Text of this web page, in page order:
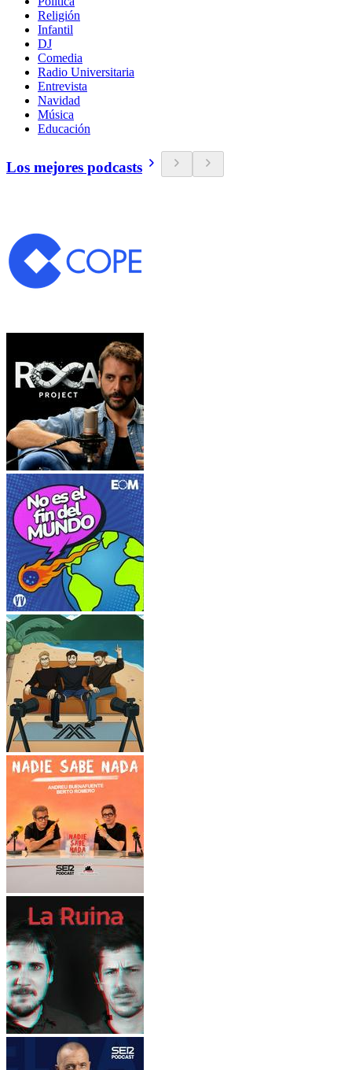
Religión
Infantil
DJ
Comedia
Radio Universitaria
Entrevista
Navidad
Música
Educación
Los mejores podcasts